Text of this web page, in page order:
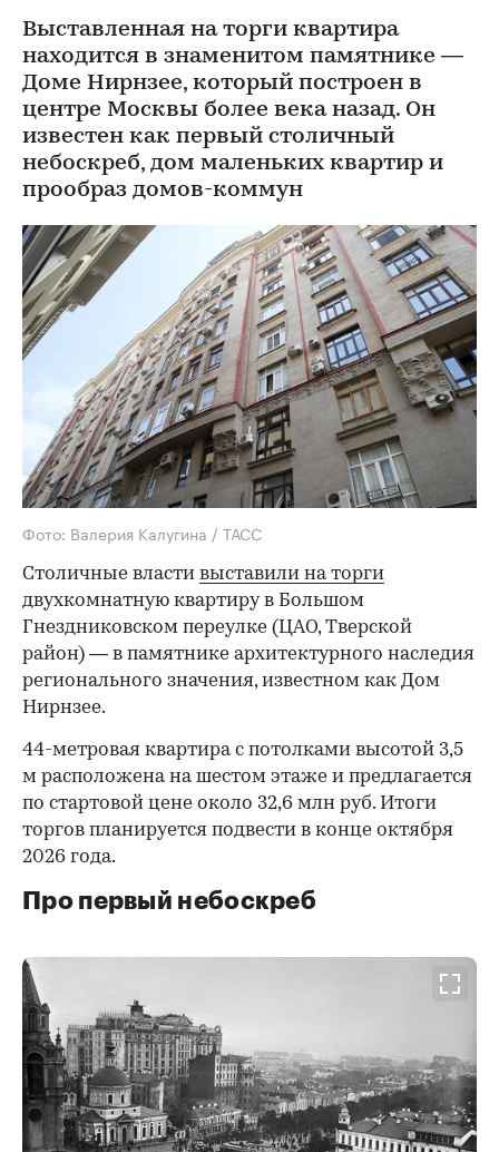
Выставленная на торги квартира
находится в знаменитом памятнике —
Доме Нирнзее, который построен в
центре Москвы более века назад. Он
известен как первый столичный
небоскреб, дом маленьких квартир и
прообраз домов-коммун
Фото: Валерия Калугина / ТАСС
Столичные власти выставили на торги
двухкомнатную квартиру в Большом
Гнездниковском переулке (ЦАО, Тверской
район) — в памятнике архитектурного наследия
регионального значения, известном как Дом
Нирнзее.
44-метровая квартира с потолками высотой 3,5
м расположена на шестом этаже и предлагается
по стартовой цене около 32,6 млн руб. Итоги
торгов планируется подвести в конце октября
2026 года.
Про первый небоскреб